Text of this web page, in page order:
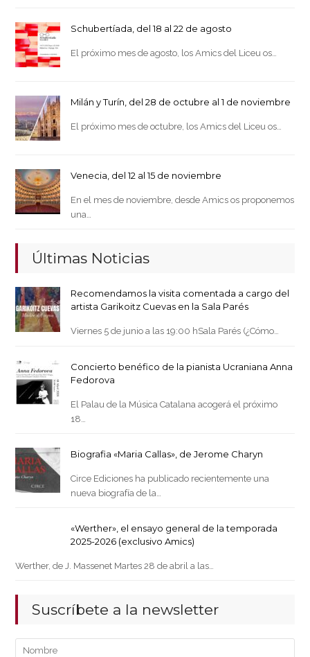
Schubertíada, del 18 al 22 de agosto
El próximo mes de agosto, los Amics del Liceu os…
Milán y Turín, del 28 de octubre al 1 de noviembre
El próximo mes de octubre, los Amics del Liceu os…
Venecia, del 12 al 15 de noviembre
En el mes de noviembre, desde Amics os proponemos
una…
Últimas Noticias
Recomendamos la visita comentada a cargo del
artista Garikoitz Cuevas en la Sala Parés
Viernes 5 de junio a las 19:00 hSala Parés (¿Cómo…
Concierto benéfico de la pianista Ucraniana Anna
Fedorova
El Palau de la Música Catalana acogerá el próximo
18…
Biografia «Maria Callas», de Jerome Charyn
Circe Ediciones ha publicado recientemente una
nueva biografía de la…
«Werther», el ensayo general de la temporada
2025-2026 (exclusivo Amics)
Werther, de J. Massenet Martes 28 de abril a las…
Suscríbete a la newsletter